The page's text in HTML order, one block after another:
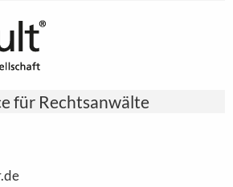
für Rechtsanwälte